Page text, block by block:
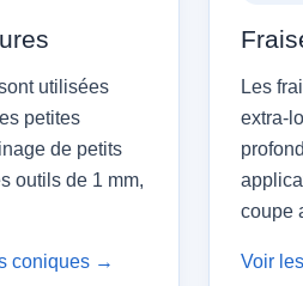
utilisées
petites
de petits
outils de 1 mm,
coniques →
Les
extra-
coupe
Voir